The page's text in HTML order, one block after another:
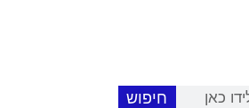
חיפוש